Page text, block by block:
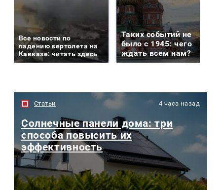
Все новости по
падению вертолета на
Кавказе: читать здесь
Таких событий не
было с 1945: чего
ждать всем нам?
Статьи 4 часа назад
Солнечные панели дома: три
способа повысить их
эффективность